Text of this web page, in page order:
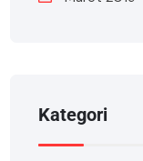
Kategori